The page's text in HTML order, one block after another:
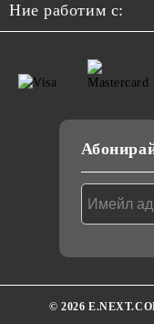
Ние работим с:
© 2026